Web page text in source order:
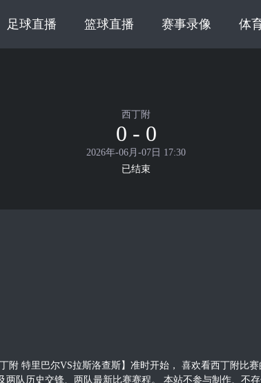
足球直播 篮球直播 赛事录像 体
西丁附
0 - 0
2026年-06月-07日 17:30
已结束
附 特里巴尔VS拉斯洛查斯】准时开始， 喜欢看西丁附比
队历史交锋、两队最新比赛赛程。 本站不参与制作、不